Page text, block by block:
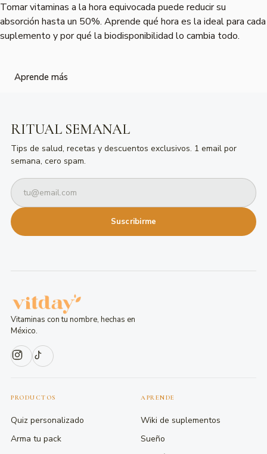
Tomar vitaminas a la hora equivocada puede reducir su
absorción hasta un 50%. Aprende qué hora es la ideal para cada
suplemento y por qué la biodisponibilidad lo cambia todo.
Aprende más
RITUAL SEMANAL
Tips de salud, recetas y descuentos exclusivos. 1 email por
semana, cero spam.
Suscribirme
Vitaminas con tu nombre, hechas en
México.
PRODUCTOS
Quiz personalizado
Arma tu pack
APRENDE
Wiki de suplementos
Sueño